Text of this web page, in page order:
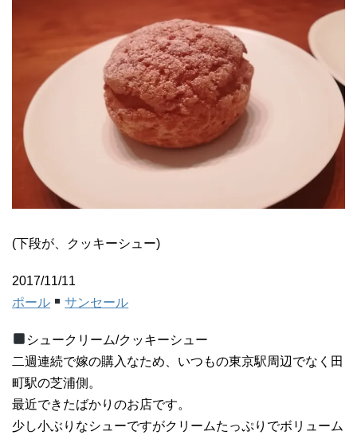
(下段が、クッキーシュー)
2017/11/11
ポール
サンセール
シュークリーム/クッキーシュー
二週連続で嫁の購入なため、いつもの東京駅周辺でなく田
町駅の芝浦側。
最近できたばかりのお店です。
少し小ぶりなシューですがクリームたっぷりでボリューム